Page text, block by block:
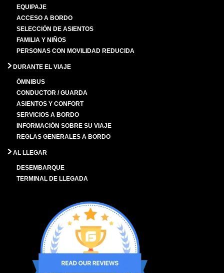
EQUIPAJE
ACCESO A BORDO
SELECCIÓN DE ASIENTOS
FAMILIA Y NIÑOS
PERSONAS CON MOVILIDAD REDUCIDA
DURANTE EL VIAJE
ÓMNIBUS
CONDUCTOR / GUARDA
ASIENTOS Y CONFORT
SERVICIOS A BORDO
INFORMACIÓN SOBRE SU VIAJE
REGLAS GENERALES A BORDO
AL LLEGAR
DESEMBARQUE
TERMINAL DE LLEGADA